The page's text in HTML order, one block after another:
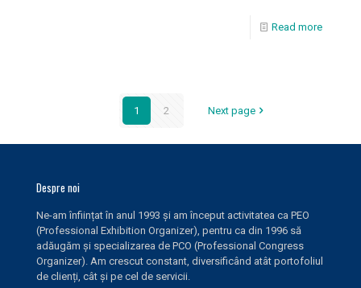
Read more
1 2 Next page
Despre noi
Ne-am înființat în anul 1993 și am început activitatea ca PEO
(Professional Exhibition Organizer), pentru ca din 1996 să
adăugăm și specializarea de PCO (Professional Congress
Organizer). Am crescut constant, diversificând atât portofoliul
de clienți, cât și pe cel de servicii.